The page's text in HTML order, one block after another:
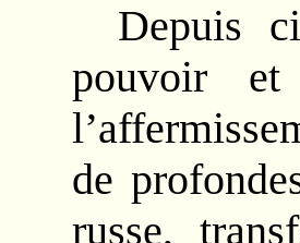
Depuis
pouvoir et
de
russe,